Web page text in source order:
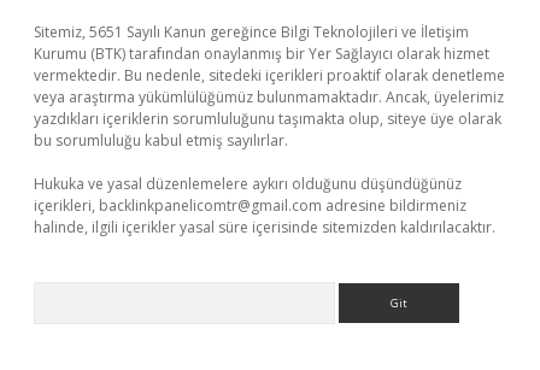
Sitemiz, 5651 Sayılı Kanun gereğince Bilgi Teknolojileri ve İletişim
Kurumu (BTK) tarafından onaylanmış bir Yer Sağlayıcı olarak hizmet
vermektedir. Bu nedenle, sitedeki içerikleri proaktif olarak denetleme
veya araştırma yükümlülüğümüz bulunmamaktadır. Ancak, üyelerimiz
yazdıkları içeriklerin sorumluluğunu taşımakta olup, siteye üye olarak
bu sorumluluğu kabul etmiş sayılırlar.
Hukuka ve yasal düzenlemelere aykırı olduğunu düşündüğünüz
içerikleri, backlinkpanelicomtr@gmail.com adresine bildirmeniz
halinde, ilgili içerikler yasal süre içerisinde sitemizden kaldırılacaktır.